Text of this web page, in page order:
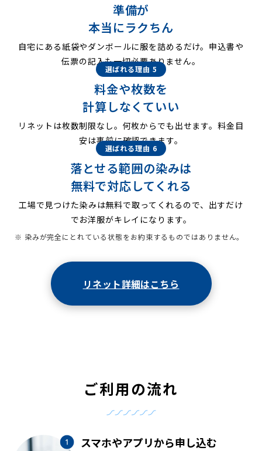
準備が
本当にラクちん
自宅にある紙袋やダンボールに服を詰めるだけ。申込書や
伝票の記入も一切必要ありません。
選ばれる理由 5
料金や枚数を
計算しなくていい
リネットは枚数制限なし。何枚からでも出せます。料金目
安は事前に確認できます。
選ばれる理由 6
落とせる範囲の染みは
無料で対応してくれる
工場で見つけた染みは無料で取ってくれるので、出すだけ
でお洋服がキレイになります。
※ 染みが完全にとれている状態をお約束するものではありません。
リネット詳細はこちら
ご利用の流れ
スマホやアプリから申し込む